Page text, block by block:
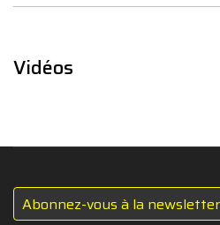
Vidéos
Abonnez-vous à la